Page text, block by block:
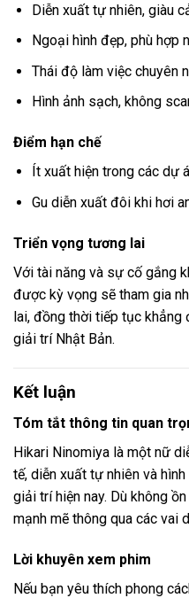
Diễn xuất tự nhiên, giàu
Ngoại hình đẹp, phù hợp
Thái độ làm việc chuyên
Hình ảnh sạch, không
Điểm hạn chế
Ít xuất hiện trong các dự
Gu diễn xuất đôi khi hơi
Triển vọng tương lai
Với tài năng và sự cố gắng
được kỳ vọng sẽ tham gia
lai, đồng thời tiếp tục khẳng
giải trí Nhật Bản.
Kết luận
Tóm tắt thông tin quan
Hikari Ninomiya là một nữ
tế, diễn xuất tự nhiên và
giải trí hiện nay. Dù không
mạnh mẽ thông qua các vai
Lời khuyên xem phim
Nếu bạn yêu thích phong